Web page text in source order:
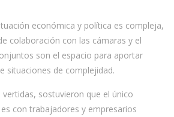
económica y política es compleja,
colaboración con las cámaras y el
son el espacio para aportar
situaciones de complejidad.
vertidas, sostuvieron que el único
con trabajadores y empresarios